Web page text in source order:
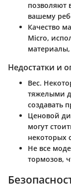
позволяют
вашему
Качество
Micro,
материалы,
Недостатки и
Вес.
тяжелыми
создавать
Ценовой
могут
некоторых
Не все
тормозов,